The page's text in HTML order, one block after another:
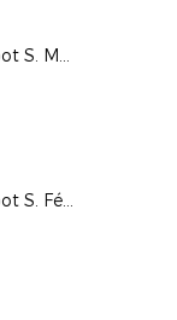
Finale Coupe LAuRAFoot S. Masculins 2023
Finale Coupe LAuRAFoot S. Féminines 2023